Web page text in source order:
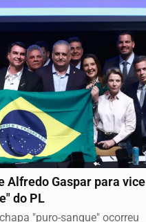
Alfredo Gaspar para vice
do PL
"puro-sangue" ocorreu